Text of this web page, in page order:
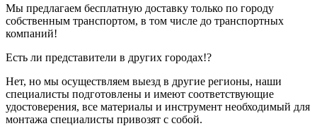
Мы предлагаем бесплатную доставку только по городу
собственным транспортом, в том числе до транспортных
компаний!
Есть ли представители в других городах!?
Нет, но мы осуществляем выезд в другие регионы, наши
специалисты подготовлены и имеют соответствующие
удостоверения, все материалы и инструмент необходимый для
монтажа специалисты привозят с собой.